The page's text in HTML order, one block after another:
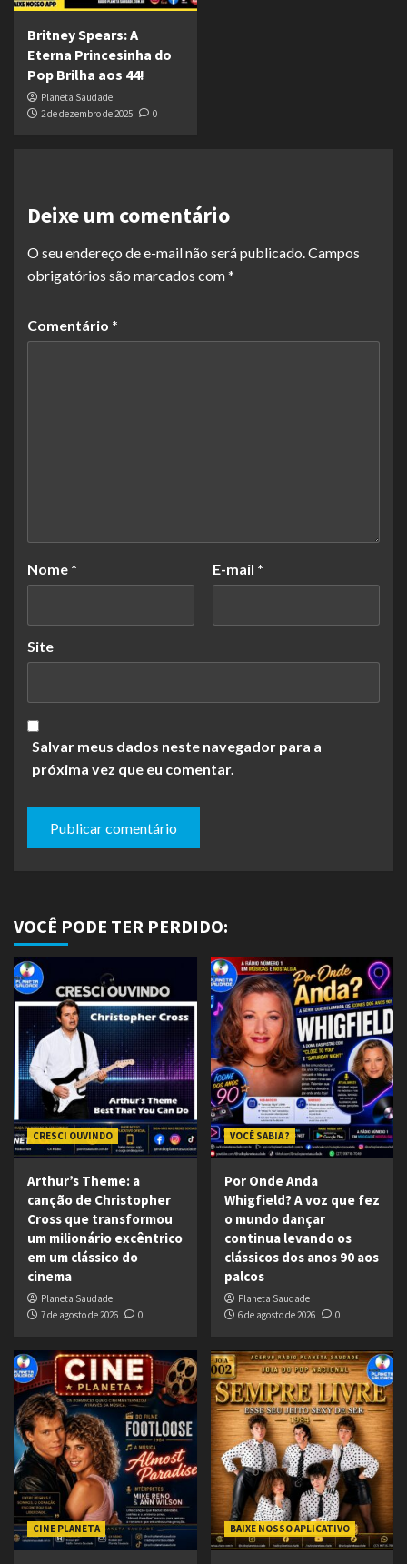
Britney Spears: A
Eterna Princesinha do
Pop Brilha aos 44!
Planeta Saudade
2 de dezembro de 2025
0
Deixe um comentário
O seu endereço de e-mail não será publicado.Campos
obrigatórios são marcados com*
Comentário *
Nome * E-mail *
Site
Salvar meus dados neste navegador para a
próxima vez que eu comentar.
VOCÊ PODE TER PERDIDO:
CRESCI OUVINDO
Arthur’s Theme: a
canção de Christopher
Cross que transformou
um milionário excêntrico
em um clássico do
cinema
Planeta Saudade
7 de agosto de 2026
0
VOCÊ SABIA ?
Por Onde Anda
Whigfield? A voz que fez
o mundo dançar
continua levando os
clássicos dos anos 90 aos
palcos
Planeta Saudade
6 de agosto de 2026
0
CINE PLANETA BAIXE NOSSO APLICATIVO